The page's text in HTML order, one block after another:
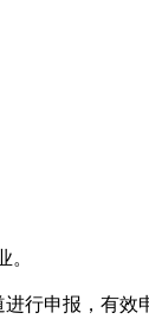
。
行申报，有效